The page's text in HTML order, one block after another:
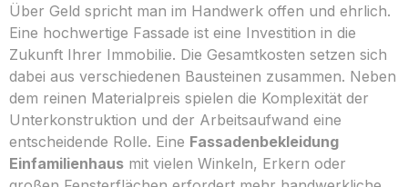
Über Geld spricht man im Handwerk offen und ehrlich.
Eine hochwertige Fassade ist eine Investition in die
Zukunft Ihrer Immobilie. Die Gesamtkosten setzen sich
dabei aus verschiedenen Bausteinen zusammen. Neben
dem reinen Materialpreis spielen die Komplexität der
Unterkonstruktion und der Arbeitsaufwand eine
entscheidende Rolle. Eine Fassadenbekleidung
Einfamilienhaus mit vielen Winkeln, Erkern oder